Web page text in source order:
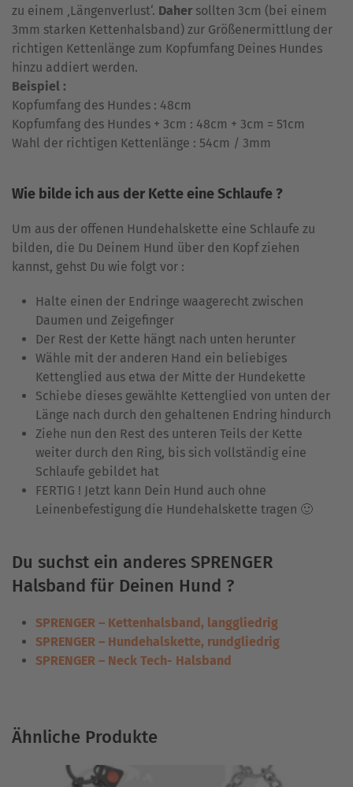
zu einem ‚Längenverlust‘. Daher sollten 3cm (bei einem
3mm starken Kettenhalsband) zur Größenermittlung der
richtigen Kettenlänge zum Kopfumfang Deines Hundes
hinzu addiert werden.
Beispiel :
Kopfumfang des Hundes : 48cm
Kopfumfang des Hundes + 3cm : 48cm + 3cm = 51cm
Wahl der richtigen Kettenlänge : 54cm / 3mm
Wie bilde ich aus der Kette eine Schlaufe ?
Um aus der offenen Hundehalskette eine Schlaufe zu
bilden, die Du Deinem Hund über den Kopf ziehen
kannst, gehst Du wie folgt vor :
Halte einen der Endringe waagerecht zwischen
Daumen und Zeigefinger
Der Rest der Kette hängt nach unten herunter
Wähle mit der anderen Hand ein beliebiges
Kettenglied aus etwa der Mitte der Hundekette
Schiebe dieses gewählte Kettenglied von unten der
Länge nach durch den gehaltenen Endring hindurch
Ziehe nun den Rest des unteren Teils der Kette
weiter durch den Ring, bis sich vollständig eine
Schlaufe gebildet hat
FERTIG ! Jetzt kann Dein Hund auch ohne
Leinenbefestigung die Hundehalskette tragen 🙂
Du suchst ein anderes SPRENGER
Halsband für Deinen Hund ?
SPRENGER – Kettenhalsband, langgliedrig
SPRENGER – Hundehalskette, rundgliedrig
SPRENGER – Neck Tech- Halsband
Ähnliche Produkte